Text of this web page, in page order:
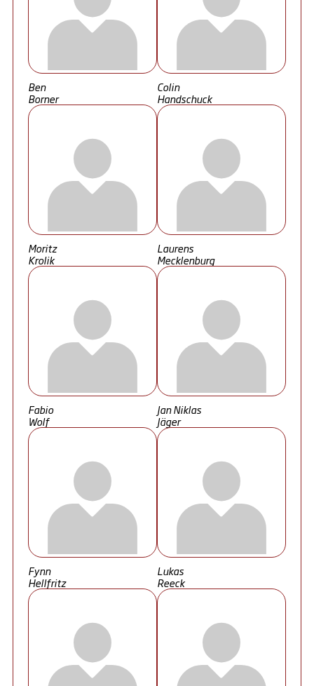
Ben
Borner
Colin
Handschuck
Moritz
Krolik
Laurens
Mecklenburg
Fabio
Wolf
Jan Niklas
Jäger
Fynn
Hellfritz
Lukas
Reeck